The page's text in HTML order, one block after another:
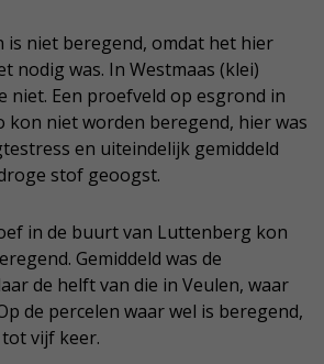
is niet beregend, omdat het hier
nodig was. In Westmaas (klei)
niet. Een proefveld op esgrond in
kon niet worden beregend, hier was
en uiteindelijk gemiddeld
stof geoogst.
in de buurt van Luttenberg kon
Gemiddeld was de
de helft van die in Veulen, waar
de percelen waar wel is beregend,
vijf keer.